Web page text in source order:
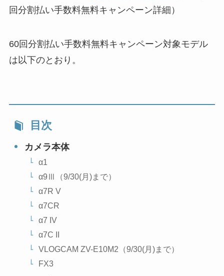
回分割払い手数料無料キャンペーン詳細）
60回分割払い手数料無料キャンペーン対象モデル
は以下のとおり。
目次
カメラ本体
α1
α9Ⅲ（9/30(月)まで）
α7R V
α7CR
α7 IV
α7C II
VLOGCAM ZV-E10M2（9/30(月)まで）
FX3